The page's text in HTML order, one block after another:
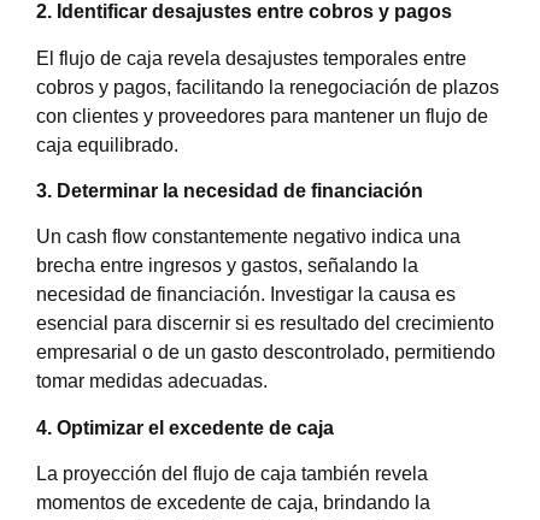
2. Identificar desajustes entre cobros y pagos
El flujo de caja revela desajustes temporales entre
cobros y pagos, facilitando la renegociación de plazos
con clientes y proveedores para mantener un flujo de
caja equilibrado.
3. Determinar la necesidad de financiación
Un cash flow constantemente negativo indica una
brecha entre ingresos y gastos, señalando la
necesidad de financiación. Investigar la causa es
esencial para discernir si es resultado del crecimiento
empresarial o de un gasto descontrolado, permitiendo
tomar medidas adecuadas.
4. Optimizar el excedente de caja
La proyección del flujo de caja también revela
momentos de excedente de caja, brindando la